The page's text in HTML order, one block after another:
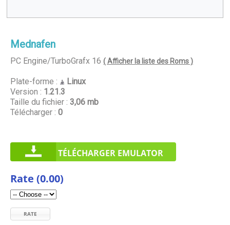
Mednafen
PC Engine/TurboGrafx 16 ( Afficher la liste des Roms )
Plate-forme :
Linux
Version : 1.21.3
Taille du fichier : 3,06 mb
Télécharger : 0
TÉLÉCHARGER EMULATOR
Rate (0.00)
RATE